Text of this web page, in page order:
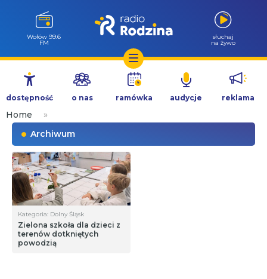
Przejdź
treści
Wołów 99.6
FM
słuchaj
na żywo
dostępność o nas ramówka audycje reklama
Home
»
Archiwum
Kategoria: Dolny Śląsk
Zielona szkoła dla dzieci z
terenów dotkniętych
powodzią